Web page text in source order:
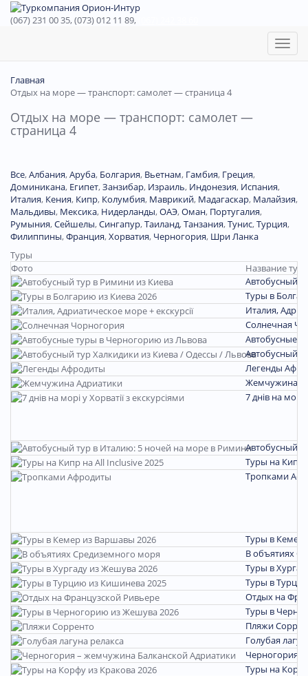
(067) 231 00 35, (073) 012 11 89,
Toggle
Главная
Отдых на море — транспорт: самолет — страница 4
Отдых на море — транспорт: самолет —
страница 4
Все,Албания,Аруба, Болгария, Вьетнам, Гамбия, Греция,
Доминиканa, Египет,Занзибар, Израиль, Индонезия, Испания,
Италия, Кения, Кипр, Колумбия, Маврикий, Мадагаскар, Малайзия,
Мальдивы, Мексика, Нидерланды,ОАЭ,Оман, Португалия,
Румыния,Сейшелы,Сингапур,Таиланд,Танзания,Тунис,Турция,
Филиппины,Франция,Хорватия, Черногория, Шри Ланка
Туры
Фото
Название тура
Автобусный
Туры в
Италия,
Солнечная
Автобусные
Автобусный
Легенды
Жемчужина
7 днів на морі
Автобусный
Туры на Кипр
Тропками
Туры в Кемер
В объятиях
Туры в
Туры в
Отдых на
Туры в
Пляжи
Голубая
Черногория
Туры на